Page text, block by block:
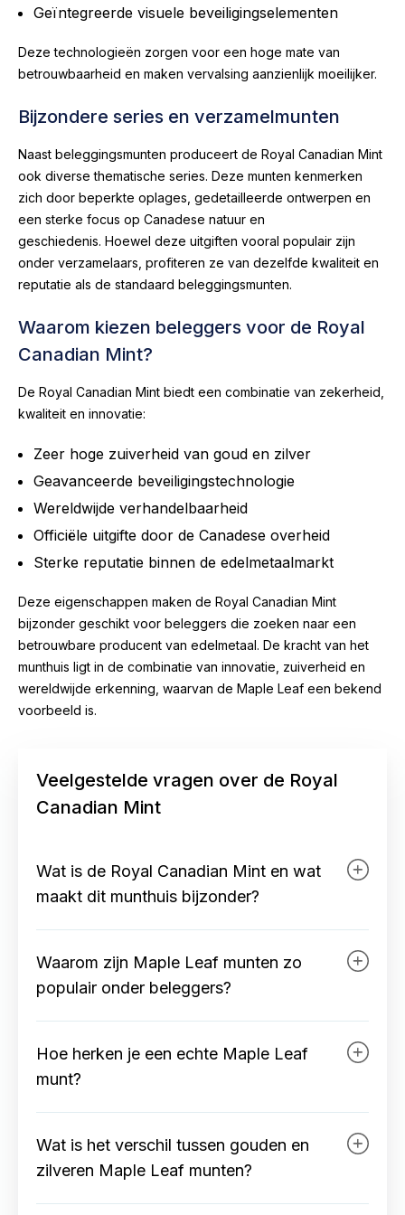
Geïntegreerde visuele beveiligingselementen
Deze technologieën zorgen voor een hoge mate van
betrouwbaarheid en maken vervalsing aanzienlijk moeilijker.
Bijzondere series en verzamelmunten
Naast beleggingsmunten produceert de Royal Canadian Mint
ook diverse thematische series. Deze munten kenmerken
zich door beperkte oplages, gedetailleerde ontwerpen en
een sterke focus op Canadese natuur en
geschiedenis. Hoewel deze uitgiften vooral populair zijn
onder verzamelaars, profiteren ze van dezelfde kwaliteit en
reputatie als de standaard beleggingsmunten.
Waarom kiezen beleggers voor de Royal
Canadian Mint?
De Royal Canadian Mint biedt een combinatie van zekerheid,
kwaliteit en innovatie:
Zeer hoge zuiverheid van goud en zilver
Geavanceerde beveiligingstechnologie
Wereldwijde verhandelbaarheid
Officiële uitgifte door de Canadese overheid
Sterke reputatie binnen de edelmetaalmarkt
Deze eigenschappen maken de Royal Canadian Mint
bijzonder geschikt voor beleggers die zoeken naar een
betrouwbare producent van edelmetaal. De kracht van het
munthuis ligt in de combinatie van innovatie, zuiverheid en
wereldwijde erkenning, waarvan de Maple Leaf een bekend
voorbeeld is.
Veelgestelde vragen over de Royal
Canadian Mint
Wat is de Royal Canadian Mint en wat
maakt dit munthuis bijzonder?
munthuis van Canada en produceert
zowel circulated- als beleggingsmunten.
hoge zuiverheid en technologische
innovatie maakt dit munthuis wereldwijd
toonaangevend.
Waarom zijn Maple Leaf munten zo
populair onder beleggers?
vanwege hun hoge zuiverheid, sterke
internationale herkenbaarheid en goede
geavanceerde beveiligingstechnieken
voor extra vertrouwen bij aankoop en
verkoop.
Hoe herken je een echte Maple Leaf
munt?
specifieke beveiligingskenmerken zoals
microgravures en radiale lijnen. Deze
helpen bij het verifiëren van de
Wat is het verschil tussen gouden en
zilveren Maple Leaf munten?